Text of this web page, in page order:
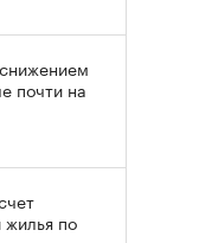
почти на
жилья по